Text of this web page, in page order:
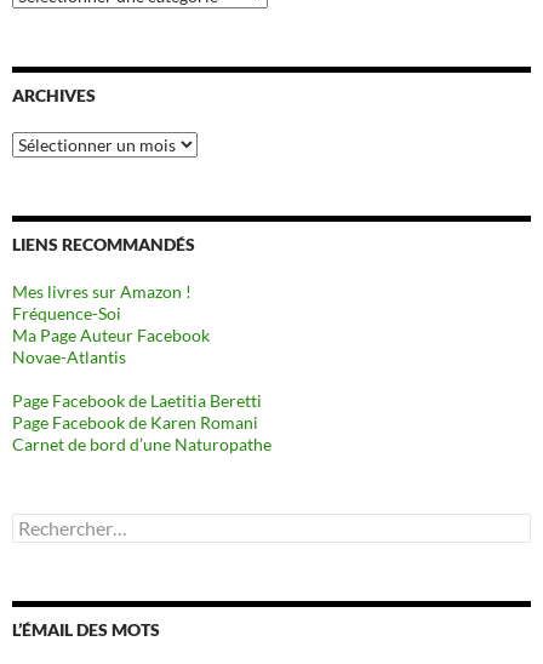
ARCHIVES
Archives
LIENS RECOMMANDÉS
Mes livres sur Amazon !
Fréquence-Soi
Ma Page Auteur Facebook
Novae-Atlantis
Page Facebook de Laetitia Beretti
Page Facebook de Karen Romani
Carnet de bord d’une Naturopathe
Rechercher :
L’ÉMAIL DES MOTS